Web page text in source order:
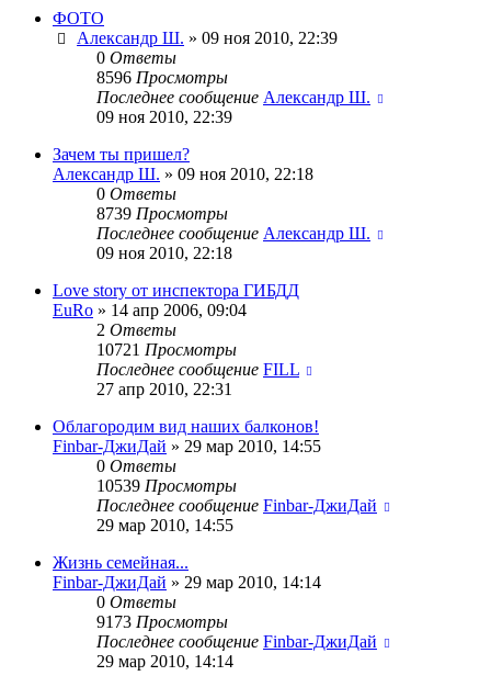
ФОТО
Александр Ш. » 09 ноя 2010, 22:39
0 Ответы
8596 Просмотры
Последнее сообщение Александр Ш.
09 ноя 2010, 22:39
Зачем ты пришел?
Александр Ш. » 09 ноя 2010, 22:18
0 Ответы
8739 Просмотры
Последнее сообщение Александр Ш.
09 ноя 2010, 22:18
Love story от инспектора ГИБДД
EuRo » 14 апр 2006, 09:04
2 Ответы
10721 Просмотры
Последнее сообщение FILL
27 апр 2010, 22:31
Облагородим вид наших балконов!
Finbar-ДжиДай » 29 мар 2010, 14:55
0 Ответы
10539 Просмотры
Последнее сообщение Finbar-ДжиДай
29 мар 2010, 14:55
Жизнь семейная...
Finbar-ДжиДай » 29 мар 2010, 14:14
0 Ответы
9173 Просмотры
Последнее сообщение Finbar-ДжиДай
29 мар 2010, 14:14